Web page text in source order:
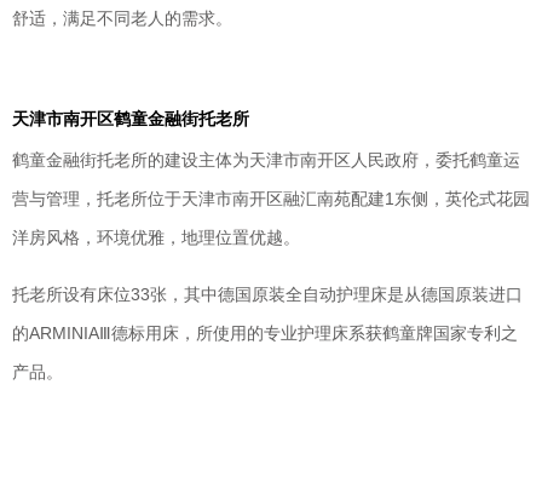
舒适，满足不同老人的需求。
天津市南开区鹤童金融街托老所
鹤童金融街托老所的建设主体为天津市南开区人民政府，委托鹤童运
营与管理，托老所位于天津市南开区融汇南苑配建1东侧，英伦式花园
洋房风格，环境优雅，地理位置优越。
托老所设有床位33张，其中德国原装全自动护理床是从德国原装进口
的ARMINIAⅢ德标用床，所使用的专业护理床系获鹤童牌国家专利之
产品。